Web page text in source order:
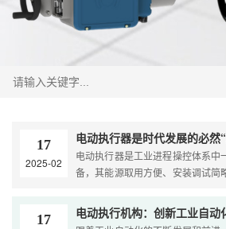
17
2025-02
电动执行器是时代发展的必然
电动执行器是工业进程操控体系中
备，其能源取用方便、安装调试简
执行机构和调理阀两部分，操控精
的操控功能，它能够将体系的操
17 电动执行机构：创新工业自动